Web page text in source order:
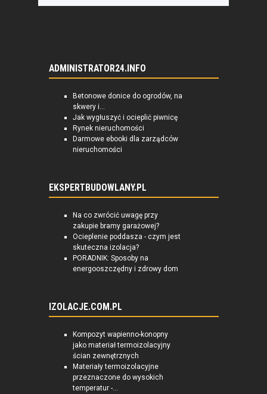
ADMINISTRATOR24.INFO
Betonowe donice do ogrodów, na
skwery i...
Jak wygłuszyć i ocieplić piwnicę
Rynek nieruchomości
Darmowe ebooki dla zarządców
nieruchomości
EKSPERTBUDOWLANY.PL
Na co zwrócić uwagę przy
zakupie bramy garażowej?
Ocieplenie poddasza - czym jest
skuteczna izolacja?
PORADNIK: Sposoby na
energooszczędny i zdrowy dom
IZOLACJE.COM.PL
Kompozyt wapienno-konopny
jako materiał termoizolacyjny
ścian zewnętrznych
Materiały termoizolacyjne
przeznaczone do wysokich
temperatur -...